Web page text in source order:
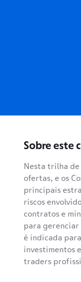
Sobre este
Nesta trilha de
ofertas, e os
principais
riscos
contratos e
para gerenciar
é indicada
investimentos
traders